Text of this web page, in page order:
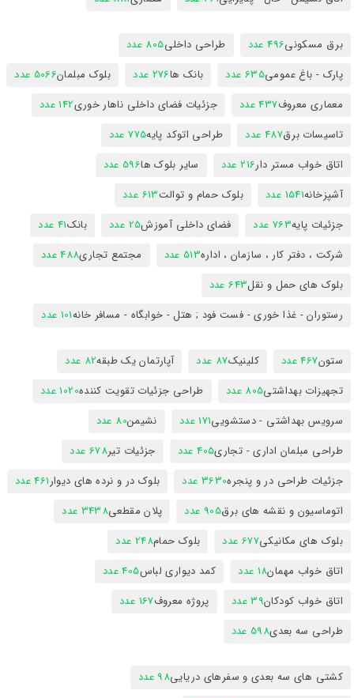
برق مسکونی496 عدد طراحی داخلی805 عدد
پارک - باغ عمومی635 عدد بانک ها276 عدد بلوک مبلمان5066 عدد
معماری معروف437 عدد جزئیات فضای داخلی ناهار خوری142 عدد
تاسیسات برق487 عدد طراحی اتوکد پایه775 عدد
اتاق خواب مستر دار216 عدد سایر بلوک ها596 عدد
آشپزخانه1541 عدد بلوک حمام و توالت613 عدد
جزئیات پایه763 عدد فضای داخلی آموزش25 عدد بانک41 عدد
شرکت ، دفتر کار ، سازمان ، اداره513 عدد مجتمع تجاری488 عدد
بلوک های حمل و نقل643 عدد
رستوران - غذا خوری - فست فود ; هتل - خوابگاه - مسافر خانه101 عدد
ستون467 عدد کلینیک87 عدد آپارتمان یک طبقه82 عدد
تجهیزات بهداشتی805 عدد طراحی جزئیات تقویت کننده1020 عدد
سرویس بهداشتی - دستشویی171 عدد نشیمن80 عدد
طراحی مبلمان اداری - تجاری405 عدد جزئیات تیر678 عدد
جزئیات طراحی در و پنجره3630 عدد بلوک در و نرده های دیوار461 عدد
اتوماسیون و نقشه های برق905 عدد پلان مقطعی3438 عدد
بلوک های مکانیکی677 عدد بلوک حمام248 عدد
اتاق خواب مهمان18 عدد کمد دیواری لباس405 عدد
اتاق خواب کودکان39 عدد پروژه معروف167 عدد
طراحی سه بعدی598 عدد
کشتی های سه بعدی و سفرهای دریایی98 عدد